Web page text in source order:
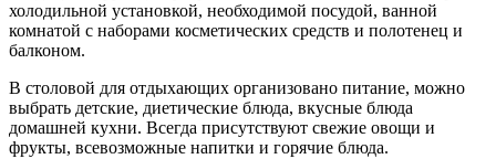
холодильной установкой, необходимой посудой, ванной
комнатой с наборами косметических средств и полотенец и
балконом.
В столовой для отдыхающих организовано питание, можно
выбрать детские, диетические блюда, вкусные блюда
домашней кухни. Всегда присутствуют свежие овощи и
фрукты, всевозможные напитки и горячие блюда.